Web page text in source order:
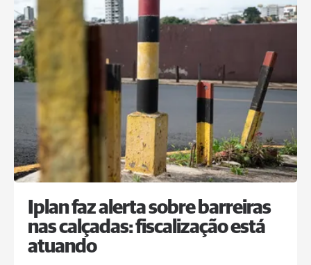
Iplan faz alerta sobre barreiras
nas calçadas: fiscalização está
atuando